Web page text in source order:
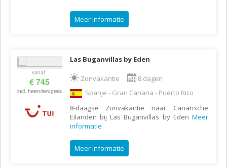
Meer informatie
vanaf
€ 745
incl. heen/terugreis
Las Buganvillas by Eden
Zonvakantie
8 dagen
Spanje - Gran Canaria - Puerto Rico
8-daagse Zonvakantie naar Canarische
Eilanden bij Las Buganvillas by Eden Meer
informatie
Meer informatie